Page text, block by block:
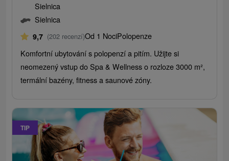
Sielnica
Sielnica
9,7 (202 recenzí)Od 1 NociPolopenze
Komfortní ubytování s polopenzí a pitím. Užijte si
neomezený vstup do Spa & Wellness o rozloze 3000 m²,
termální bazény, fitness a saunové zóny.
TIP